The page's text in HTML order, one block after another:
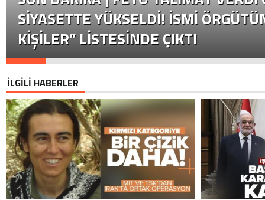
SIYASETTE YÜKSELDI! İSMI
KIŞILER” LISTESINDE ÇIKTI
İLGİLİ HABERLER